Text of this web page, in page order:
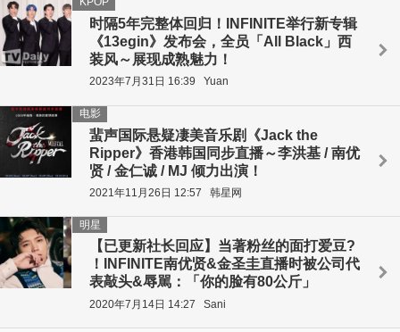
时隔5年完整体回归！INFINITE举行新专辑
《13egin》发布会，全员「All Black」西
装风～展现成熟魅力！
2023年7月31日 16:39 Yuan
蜚声国际悬疑凄美音乐剧《Jack the
Ripper》香港韩国同步直播～李洪基 / 南优
贤 / 金仁诚 / MJ 倾力出演！
电影
2021年11月26日 12:57 韩星网
【已更新社长回应】当著粉丝的面打爱豆?
！INFINITE南优贤&金圣圭直播时被公司代
表敲头&辱駡：「你的脸有80公斤」
明星
2020年7月14日 14:27 Sani